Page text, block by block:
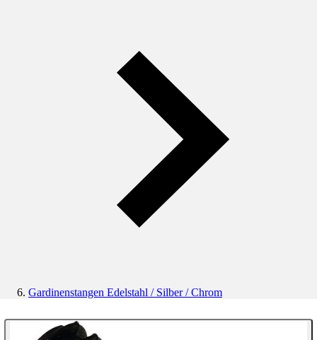
Gardinenstangen Edelstahl / Silber / Chrom